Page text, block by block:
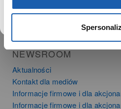
Salony muzyczne Riff
NEWSROOM
Aktualności
Kontakt dla mediów
Informacje firmowe i dla
Informacje firmowe i dla